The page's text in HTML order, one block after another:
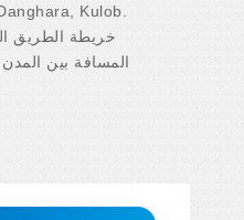
خريطة الطريق
المسافة بين